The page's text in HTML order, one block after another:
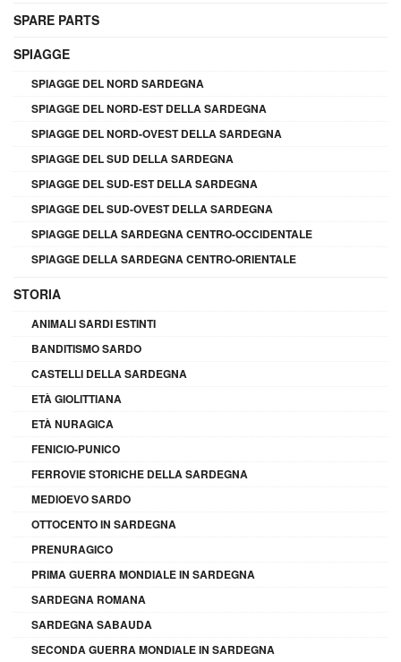
SPARE PARTS
SPIAGGE
SPIAGGE DEL NORD SARDEGNA
SPIAGGE DEL NORD-EST DELLA SARDEGNA
SPIAGGE DEL NORD-OVEST DELLA SARDEGNA
SPIAGGE DEL SUD DELLA SARDEGNA
SPIAGGE DEL SUD-EST DELLA SARDEGNA
SPIAGGE DEL SUD-OVEST DELLA SARDEGNA
SPIAGGE DELLA SARDEGNA CENTRO-OCCIDENTALE
SPIAGGE DELLA SARDEGNA CENTRO-ORIENTALE
STORIA
ANIMALI SARDI ESTINTI
BANDITISMO SARDO
CASTELLI DELLA SARDEGNA
ETÀ GIOLITTIANA
ETÀ NURAGICA
FENICIO-PUNICO
FERROVIE STORICHE DELLA SARDEGNA
MEDIOEVO SARDO
OTTOCENTO IN SARDEGNA
PRENURAGICO
PRIMA GUERRA MONDIALE IN SARDEGNA
SARDEGNA ROMANA
SARDEGNA SABAUDA
SECONDA GUERRA MONDIALE IN SARDEGNA